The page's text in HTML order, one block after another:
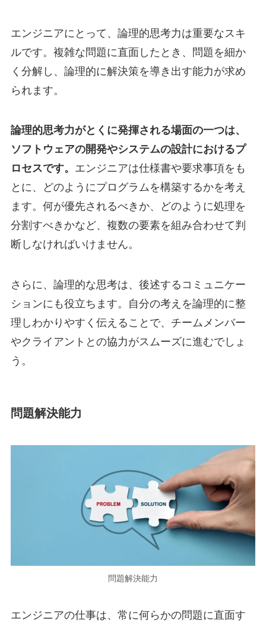
エンジニアにとって、論理的思考力は重要なスキ
ルです。複雑な問題に直面したとき、問題を細か
く分解し、論理的に解決策を導き出す能力が求め
られます。
論理的思考力がとくに発揮される場面の一つは、
ソフトウェアの開発やシステムの設計におけるプ
ロセスです。 エンジニアは仕様書や要求事項をも
とに、どのようにプログラムを構築するかを考え
ます。何が優先されるべきか、どのように処理を
分割すべきかなど、複数の要素を組み合わせて判
断しなければいけません。
さらに、論理的な思考は、後述するコミュニケー
ションにも役立ちます。自分の考えを論理的に整
理しわかりやすく伝えることで、チームメンバー
やクライアントとの協力がスムーズに進むでしょ
う。
問題解決能力
問題解決能力
エンジニアの仕事は、常に何らかの問題に直面す